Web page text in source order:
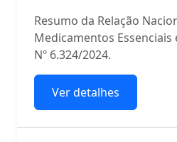
Resumo da Relação
Medicamentos
Nº 6.324/2024.
Ver detalhes